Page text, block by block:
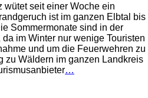
wütet seit einer Woche ein
ist im ganzen Elbtal bis
Sommermonate sind in der
im Winter nur wenige Touristen
und um die Feuerwehren zu
zu Wäldern im ganzen Landkreis
…